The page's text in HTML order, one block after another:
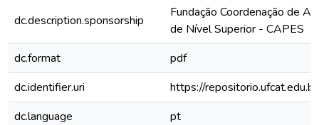
dc.description.sponsorship
Fundação Coordenação de
de Nível Superior - CAPES
dc.format
pdf
dc.identifier.uri
https://
dc.language
pt